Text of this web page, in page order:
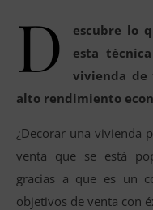
D
escubre lo
esta
vivienda de
alto rendimiento
¿Decorar una vivienda
venta que se está
gracias a que es un
objetivos de venta con